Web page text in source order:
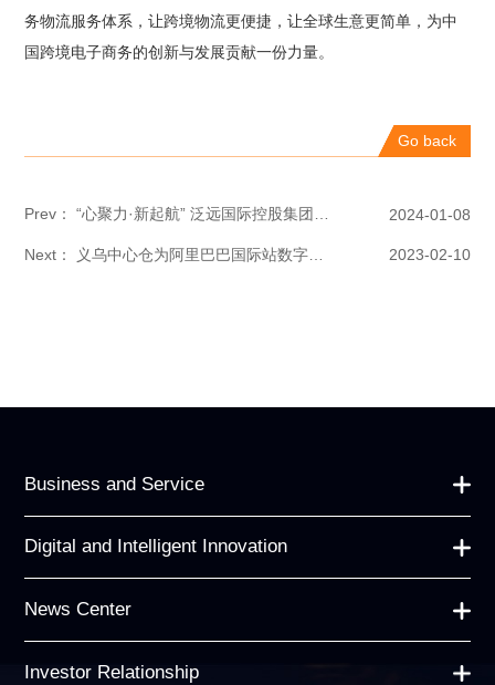
务物流服务体系，让跨境物流更便捷，让全球生意更简单，为中
国跨境电子商务的创新与发展贡献一份力量。
Go back
2024-01-08
2023-02-10
Business and Service
Digital and Intelligent Innovation
News Center
Investor Relationship